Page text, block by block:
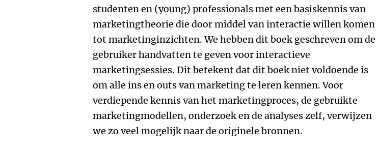
studenten en (young) professionals met een basiskennis van
marketingtheorie die door middel van interactie willen komen
tot marketinginzichten. We hebben dit boek geschreven om de
gebruiker handvatten te geven voor interactieve
marketingsessies. Dit betekent dat dit boek niet voldoende is
om alle ins en outs van marketing te leren kennen. Voor
verdiepende kennis van het marketingproces, de gebruikte
marketingmodellen, onderzoek en de analyses zelf, verwijzen
we zo veel mogelijk naar de originele bronnen.